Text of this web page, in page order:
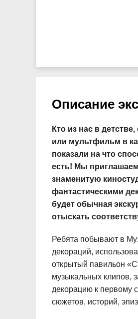
Описание
Кто из нас в
или мультфильм в
показали на что
есть! Мы приглашаем
знаменитую
фантастическими
будет обычная
отыскать
Ребята побывают в
декораций,
открытый павильон
музыкальных клипов,
декорацию к первому
сюжетов, историй,